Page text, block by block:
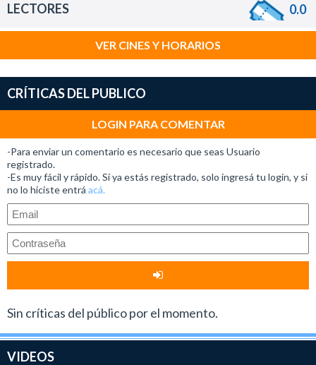
LECTORES 0.0
VER CINES Y HORARIOS
CRÍTICAS DEL PUBLICO
LOGIN PARA COMENTAR
-Para enviar un comentario es necesario que seas Usuario
registrado.
-Es muy fácil y rápido. Si ya estás registrado, solo ingresá tu login, y si
no lo hiciste entrá acá.
Sin críticas del público por el momento.
VIDEOS